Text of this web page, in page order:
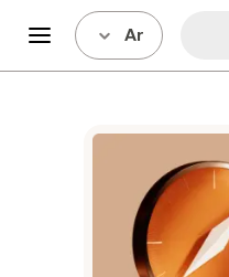
Ar
– توزيعات أرباح تتراوح بين 2-5%